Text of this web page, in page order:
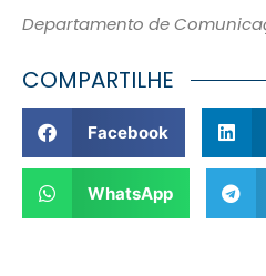
Departamento de
COMPARTILHE
Facebook
WhatsApp